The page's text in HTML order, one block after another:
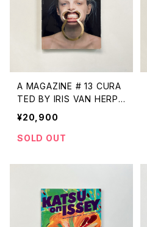
A MAGAZINE # 13 CURA
TED BY IRIS VAN HERPE
N
¥20,900
SOLD OUT